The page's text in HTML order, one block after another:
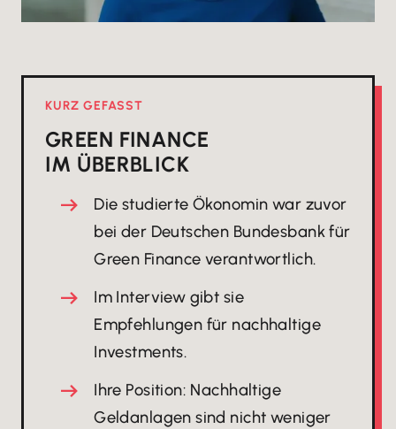
KURZ GEFASST
GREEN FINANCE
IM ÜBERBLICK
Die studierte Ökonomin war zuvor
bei der Deutschen Bundesbank für
Green Finance verantwortlich.
Im Interview gibt sie
Empfehlungen für nachhaltige
Investments.
Ihre Position: Nachhaltige
Geldanlagen sind nicht weniger